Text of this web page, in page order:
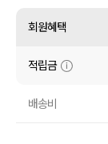
수영복
아우터
회원혜택
적립금
배송비